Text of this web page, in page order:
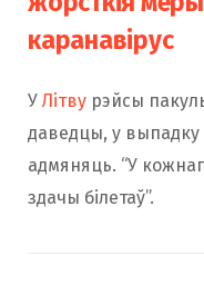
каранавірус
У Літву рэйсы
даведцы, у
адмяняць. “У
здачы білетаў”.